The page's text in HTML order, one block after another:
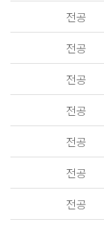
전공
전공
전공
전공
전공
전공
전공